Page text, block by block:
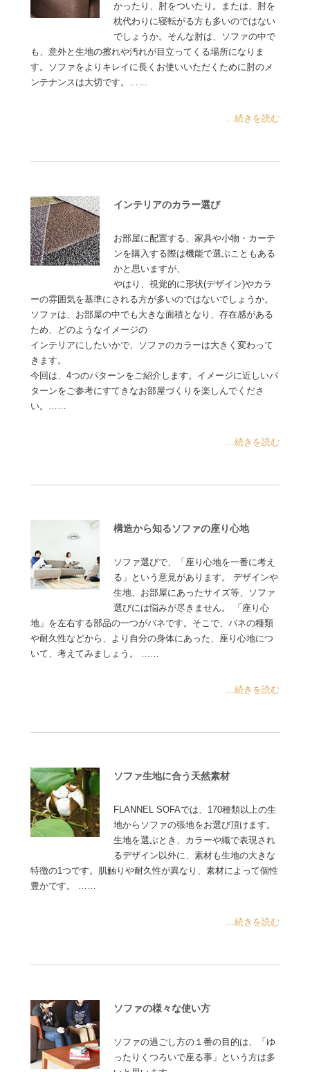
かったり、肘をついたり。または、肘を
枕代わりに寝転がる方も多いのではない
でしょうか。そんな肘は、ソファの中で
も、意外と生地の擦れや汚れが目立ってくる場所になりま
す。ソファをよりキレイに長くお使いいただくために肘のメ
ンテナンスは大切です。……
...続きを読む
インテリアのカラー選び
お部屋に配置する、家具や小物・カーテ
ンを購入する際は機能で選ぶこともある
かと思いますが、
やはり、視覚的に形状(デザイン)やカラ
ーの雰囲気を基準にされる方が多いのではないでしょうか。
ソファは、お部屋の中でも大きな面積となり、存在感がある
ため、どのようなイメージの
インテリアにしたいかで、ソファのカラーは大きく変わって
きます。
今回は、4つのパターンをご紹介します。イメージに近しいパ
ターンをご参考にすてきなお部屋づくりを楽しんでくださ
い。……
...続きを読む
構造から知るソファの座り心地
ソファ選びで、「座り心地を一番に考え
る」という意見があります。 デザインや
生地、お部屋にあったサイズ等、ソファ
選びには悩みが尽きません。 「座り心
地」を左右する部品の一つがバネです。そこで、バネの種類
や耐久性などから、より自分の身体にあった、座り心地につ
いて、考えてみましょう。 ……
...続きを読む
ソファ生地に合う天然素材
FLANNEL SOFAでは、170種類以上の生
地からソファの張地をお選び頂けます。
生地を選ぶとき、カラーや織で表現され
るデザイン以外に、素材も生地の大きな
特徴の1つです。肌触りや耐久性が異なり、素材によって個性
豊かです。 ……
...続きを読む
ソファの様々な使い方
ソファの過ごし方の１番の目的は、「ゆ
ったりくつろいで座る事」という方は多